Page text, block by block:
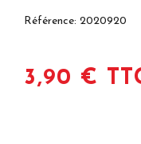
Référence: 2020920
3,90 €